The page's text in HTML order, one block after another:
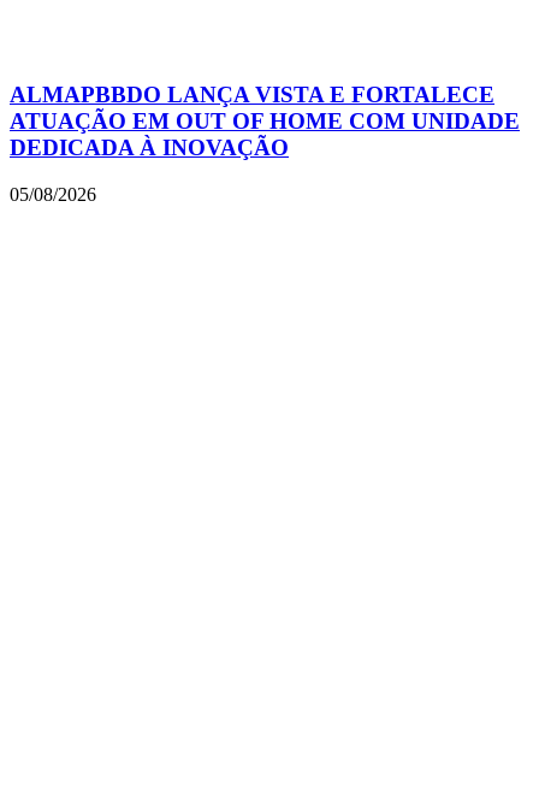
ALMAPBBDO LANÇA VISTA E FORTALECE
ATUAÇÃO EM OUT OF HOME COM UNIDADE
DEDICADA À INOVAÇÃO
05/08/2026